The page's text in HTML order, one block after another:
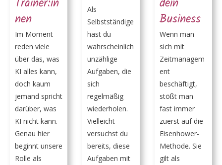
nen
Im Moment
reden viele
über das, was
KI alles kann,
doch kaum
jemand spricht
darüber, was
KI nicht kann.
Genau hier
beginnt unsere
Rolle als
Als
Selbstständige
hast du
wahrscheinlich
unzählige
Aufgaben, die
sich
regelmäßig
wiederholen.
Vielleicht
versuchst du
bereits, diese
Aufgaben mit
Business
Wenn man
sich mit
Zeitmanagem
ent
beschäftigt,
stößt man
fast immer
zuerst auf die
Eisenhower-
Methode. Sie
gilt als